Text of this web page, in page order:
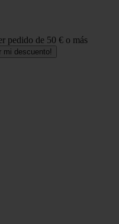
pedido de 50 € o más
mi descuento!